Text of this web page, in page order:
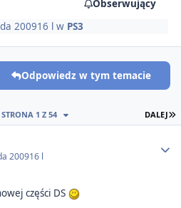
Obserwujący
200916 l w PS3
Odpowiedz w tym temacie
DALEJ
STRONA 1 Z 54
200916 l
części DS